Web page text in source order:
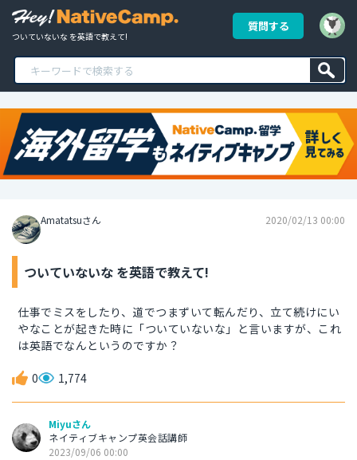
ついていないな を英語で教えて!
質問する
Amatatsuさん 2020/02/13 00:00
ついていないな を英語で教えて!
仕事でミスをしたり、道でつまずいて転んだり、立て続けにい
やなことが起きた時に「ついていないな」と言いますが、これ
は英語でなんというのですか？
0 1,774
Miyuさん
ネイティブキャンプ英会話講師
2023/09/06 00:00